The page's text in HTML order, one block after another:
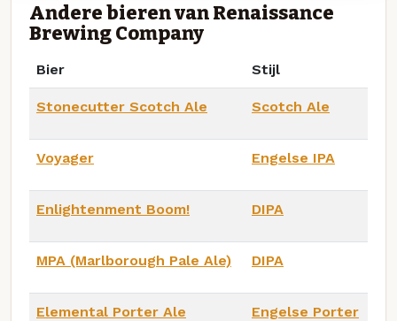
Andere bieren van Renaissance
Brewing Company
Bier Stijl
Stonecutter Scotch Ale Scotch Ale
Voyager Engelse IPA
Enlightenment Boom! DIPA
MPA (Marlborough Pale Ale) DIPA
Elemental Porter Ale Engelse Porter